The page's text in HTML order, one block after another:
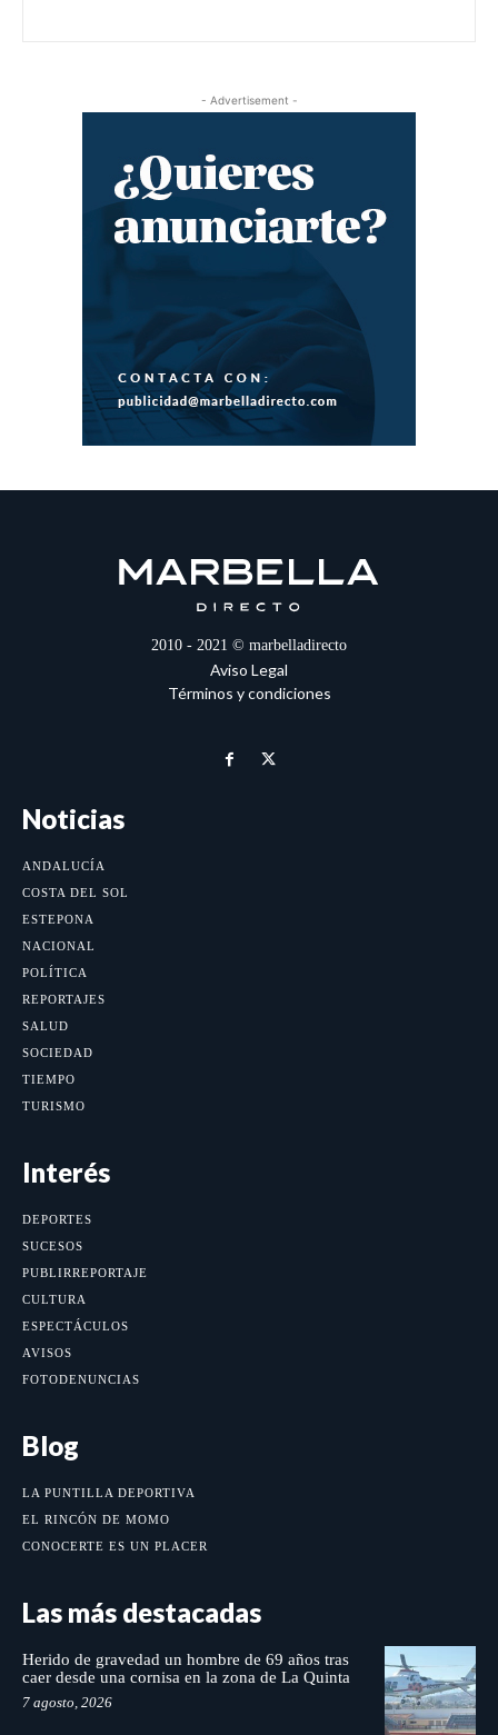
- Advertisement -
2010 - 2021 © marbelladirecto
Aviso Legal
Términos y condiciones
Noticias
ANDALUCÍA
COSTA DEL SOL
ESTEPONA
NACIONAL
POLÍTICA
REPORTAJES
SALUD
SOCIEDAD
TIEMPO
TURISMO
Interés
DEPORTES
SUCESOS
PUBLIRREPORTAJE
CULTURA
ESPECTÁCULOS
AVISOS
FOTODENUNCIAS
Blog
LA PUNTILLA DEPORTIVA
EL RINCÓN DE MOMO
CONOCERTE ES UN PLACER
Las más destacadas
Herido de gravedad un hombre de 69 años tras
caer desde una cornisa en la zona de La Quinta
7 agosto, 2026